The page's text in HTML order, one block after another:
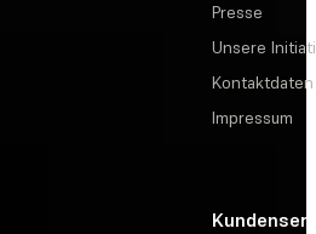
Presse
Unsere
Kontaktdaten
Impressum